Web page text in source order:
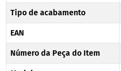
Tipo de acabamento
EAN
Número da Peça do Item